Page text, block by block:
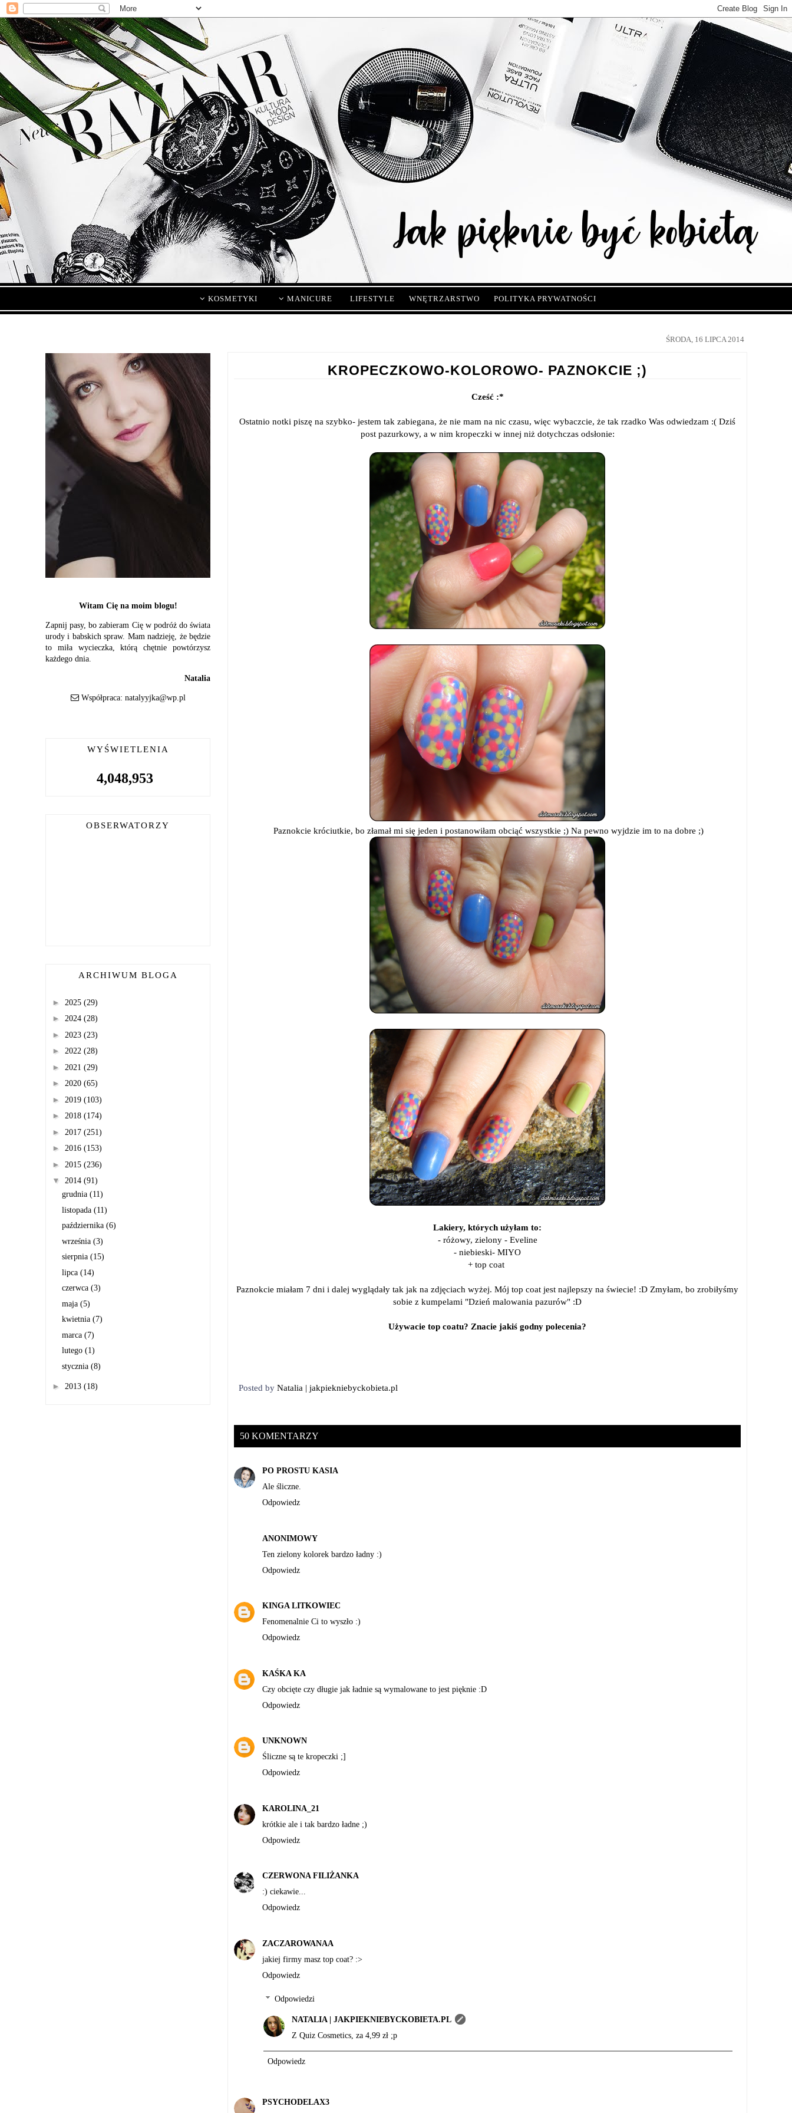
KOSMETYKI MANICURE LIFESTYLE WNĘTRZARSTWO POLITYKA PRYWATNOŚCI
ŚRODA, 16 LIPCA 2014
KROPECZKOWO-KOLOROWO- PAZNOKCIE ;)
Cześć :*
Ostatnio notki piszę na szybko- jestem tak zabiegana, że nie mam na nic czasu, więc wybaczcie, że tak rzadko Was odwiedzam :( Dziś
post pazurkowy, a w nim kropeczki w innej niż dotychczas odsłonie:
Paznokcie króciutkie, bo złamał mi się jeden i postanowiłam obciąć wszystkie ;) Na pewno wyjdzie im to na dobre ;)
Lakiery, których użyłam to:
- różowy, zielony - Eveline
- niebieski- MIYO
+ top coat
Paznokcie miałam 7 dni i dalej wyglądały tak jak na zdjęciach wyżej. Mój top coat jest najlepszy na świecie! :D Zmyłam, bo zrobiłyśmy
sobie z kumpelami "Dzień malowania pazurów" :D
Używacie top coatu? Znacie jakiś godny polecenia?
Posted by Natalia | jakpiekniebyckobieta.pl
50 KOMENTARZY
PO PROSTU KASIA
Ale śliczne.
Odpowiedz
ANONIMOWY
Ten zielony kolorek bardzo ładny :)
Odpowiedz
KINGA LITKOWIEC
Fenomenalnie Ci to wyszło :)
Odpowiedz
KAŚKA KA
Czy obcięte czy długie jak ładnie są wymalowane to jest pięknie :D
Odpowiedz
UNKNOWN
Śliczne są te kropeczki ;]
Odpowiedz
KAROLINA_21
krótkie ale i tak bardzo ładne ;)
Odpowiedz
CZERWONA FILIŻANKA
:) ciekawie...
Odpowiedz
ZACZAROWANAA
jakiej firmy masz top coat? :>
Odpowiedz
Odpowiedzi
NATALIA | JAKPIEKNIEBYCKOBIETA.PL
Z Quiz Cosmetics, za 4,99 zł ;p
Odpowiedz
PSYCHODELAX3
Witam Cię na moim blogu!
Zapnij pasy, bo zabieram Cię w podróż do świata
urody i babskich spraw. Mam nadzieję, że będzie
to miła wycieczka, którą chętnie powtórzysz
każdego dnia.
Natalia
Współpraca: natalyyjka@wp.pl
WYŚWIETLENIA
4,048,953
OBSERWATORZY
ARCHIWUM BLOGA
► 2025 (29)
► 2024 (28)
► 2023 (23)
► 2022 (28)
► 2021 (29)
► 2020 (65)
► 2019 (103)
► 2018 (174)
► 2017 (251)
► 2016 (153)
► 2015 (236)
▼ 2014 (91)
grudnia (11)
listopada (11)
października (6)
września (3)
sierpnia (15)
lipca (14)
czerwca (3)
maja (5)
kwietnia (7)
marca (7)
lutego (1)
stycznia (8)
► 2013 (18)